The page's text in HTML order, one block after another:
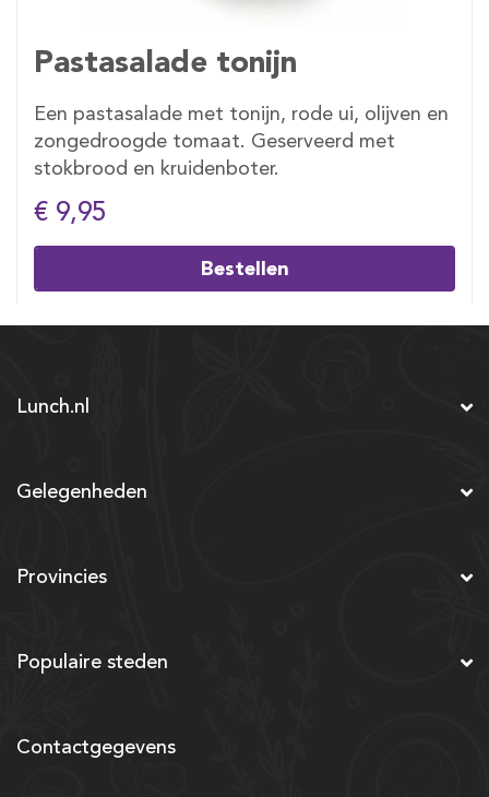
Pastasalade tonijn
Een pastasalade met tonijn, rode ui, olijven en
zongedroogde tomaat. Geserveerd met
stokbrood en kruidenboter.
€ 9,95
Bestellen
Lunch.nl
Gelegenheden
Provincies
Populaire steden
Contactgegevens